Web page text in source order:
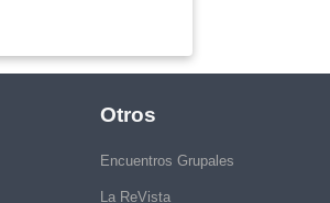
Otros
Encuentros Grupales
La ReVista